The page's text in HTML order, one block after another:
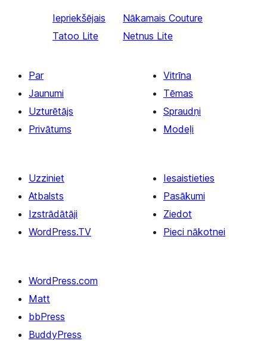
Iepriekšējais
Tatoo Lite
Nākamais Couture
Netnus Lite
Par
Jaunumi
Uzturētājs
Privātums
Vitrīna
Tēmas
Spraudņi
Modeļi
Uzziniet
Atbalsts
Izstrādātāji
WordPress.TV
Iesaistieties
Pasākumi
Ziedot
Pieci nākotnei
WordPress.com
Matt
bbPress
BuddyPress